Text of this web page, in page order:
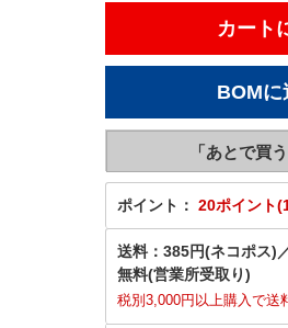
ポイント： 20ポイント
送料： 385円(ネコポス)
無料(営業所受取り)
税別3,000円以上購入で送